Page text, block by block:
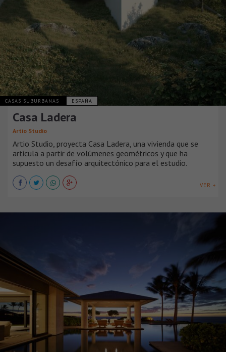
CASAS SUBURBANAS ESPAÑA
Casa Ladera
Artio Studio
Artio Studio, proyecta Casa Ladera, una vivienda que se
articula a partir de volúmenes geométricos y que ha
supuesto un desafío arquitectónico para el estudio.
VER +